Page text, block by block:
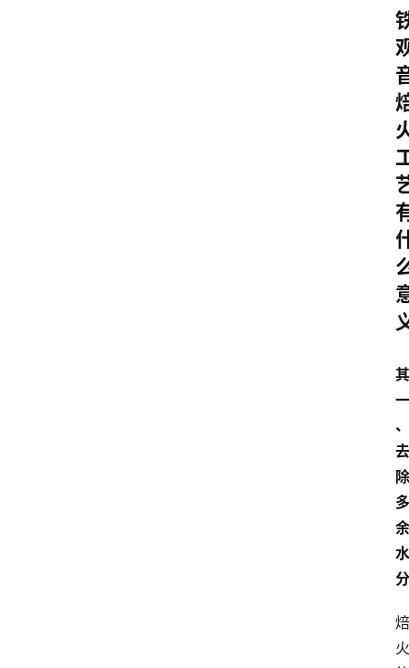
其
一
、
去
除
多
余
水
分
焙
火